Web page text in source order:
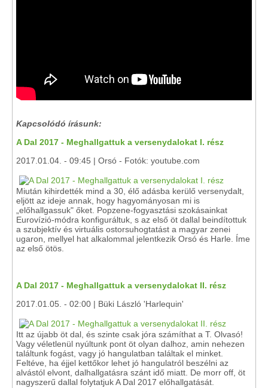
Kapcsolódó írásunk:
A Dal 2017 - Meghallgattuk a versenydalokat I. rész
2017.01.04. - 09:45 | Orsó - Fotók: youtube.com
Miután kihirdették mind a 30, élő adásba kerülő versenydalt,
eljött az ideje annak, hogy hagyományosan mi is
„előhallgassuk" őket. Popzene-fogyasztási szokásainkat
Eurovízió-módra konfiguráltuk, s az első öt dallal beindítottuk
a szubjektív és virtuális ostorsuhogtatást a magyar zenei
ugaron, mellyel hat alkalommal jelentkezik Orsó és Harle. Íme
az első ötös.
A Dal 2017 - Meghallgattuk a versenydalokat II. rész
2017.01.05. - 02:00 | Büki László 'Harlequin'
Itt az újabb öt dal, és szinte csak jóra számíthat a T. Olvasó!
Vagy véletlenül nyúltunk pont öt olyan dalhoz, amin nehezen
találtunk fogást, vagy jó hangulatban találtak el minket.
Feltéve, ha éjjel kettőkor lehet jó hangulatról beszélni az
alvástól elvont, dalhallgatásra szánt idő miatt. De morr off, öt
nagyszerű dallal folytatjuk A Dal 2017 előhallgatását.